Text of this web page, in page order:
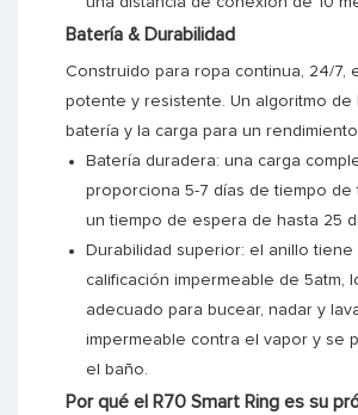
Batería & Durabilidad
Construido para ropa continua, 24/7,
potente y resistente. Un algoritmo de
batería y la carga para un
Batería duradera: una carga
proporciona 5-7 días de tiempo de
un tiempo de espera de hasta 25
Durabilidad superior: el anillo tiene
calificación impermeable de 5atm,
adecuado para bucear, nadar y
impermeable contra el vapor y se
el baño.
Por qué el R70 Smart Ring es su